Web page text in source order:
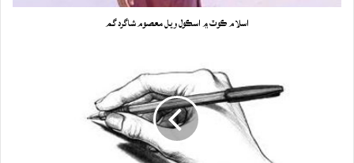
اسلام ڪوٽ ۾ اسڪول ويل معصوم شاگرد گم